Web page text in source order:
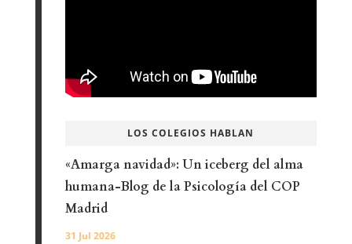
LOS COLEGIOS HABLAN
«Amarga navidad»: Un iceberg del alma
humana-Blog de la Psicología del COP
Madrid
31 Jul 2026